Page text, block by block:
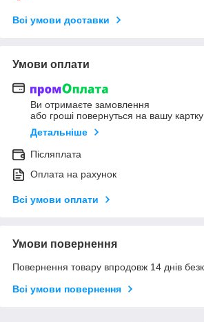
Всі умови доставки
Умови оплати
Ви отримаєте замовлення
або гроші повернуться на вашу картку
Детальніше
Післяплата
Оплата на рахунок
Всі умови оплати
Умови повернення
Повернення товару впродовж 14 днів
Всі умови повернення